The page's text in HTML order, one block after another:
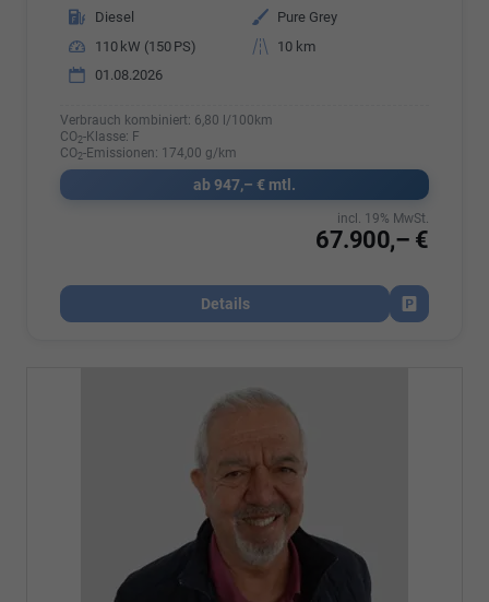
Kraftstoff
Diesel Außenfarbe
Pure Grey
Leistung
110 kW (150 PS) Kilometerstand
10 km
01.08.2026
Verbrauch kombiniert: 6,80 l/100km
CO2-Klasse: F
CO2-Emissionen: 174,00 g/km
ab 947,– € mtl.
67.900,– €
incl. 19% MwSt.
Details
Fahrzeug